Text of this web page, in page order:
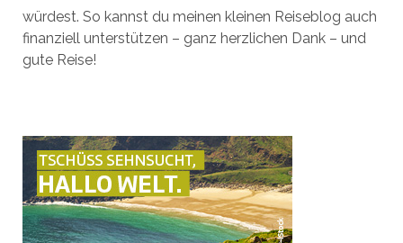
würdest. So kannst du meinen kleinen Reiseblog auch
finanziell unterstützen – ganz herzlichen Dank – und
gute Reise!